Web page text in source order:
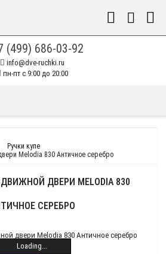
(499) 686-03-92
info@dve-ruchki.ru
пн-пт с 9:00 до 20:00
Ручки купе
Melodia 830 Античное серебро
ДВЕРИ MELODIA 830
СЕРЕБРО
Loading...